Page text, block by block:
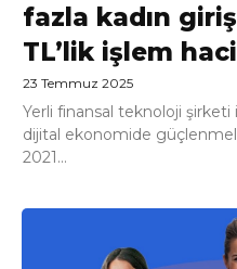
fazla kadın
TL’lik işlem
23 Temmuz 2025
Yerli finansal teknoloji
dijital ekonomide
2021...